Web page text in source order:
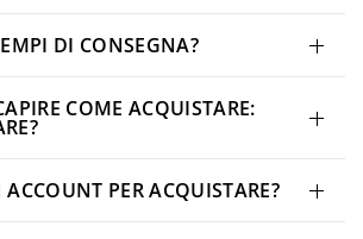
DI CONSEGNA?
COME ACQUISTARE:
PER ACQUISTARE?